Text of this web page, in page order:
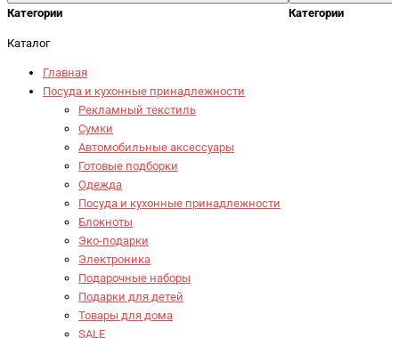
Категории Категории
Каталог
Главная
Посуда и кухонные принадлежности
Рекламный текстиль
Сумки
Автомобильные аксессуары
Готовые подборки
Одежда
Посуда и кухонные принадлежности
Блокноты
Эко-подарки
Электроника
Подарочные наборы
Подарки для детей
Товары для дома
SALE